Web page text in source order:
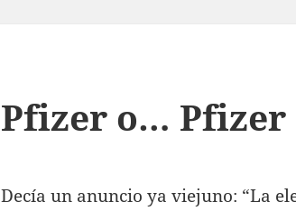
Pfizer o… Pfizer
Decía un anuncio ya viejuno: “La